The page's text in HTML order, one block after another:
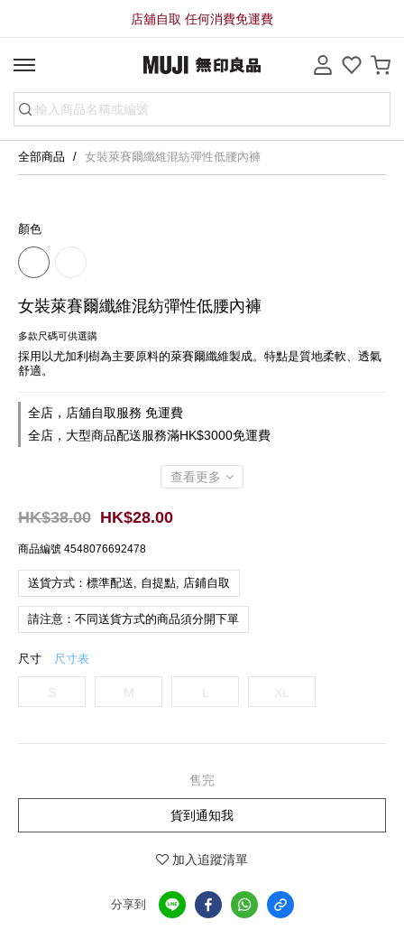
店舖自取 任何消費免運費
全部商品 女裝萊賽爾纖維混紡彈性低腰內褲
顏色
女裝萊賽爾纖維混紡彈性低腰內褲
多款尺碼可供選購
採用以尤加利樹為主要原料的萊賽爾纖維製成。特點是質地柔軟、透氣
舒適。
全店，店舖自取服務 免運費
全店，大型商品配送服務滿HK$3000免運費
查看更多
HK$28.00
HK$38.00
商品編號 4548076692478
送貨方式：標準配送, 自提點, 店鋪自取
請注意：不同送貨方式的商品須分開下單
尺寸 尺寸表
S M XL
售完
貨到通知我
加入追蹤清單
分享到